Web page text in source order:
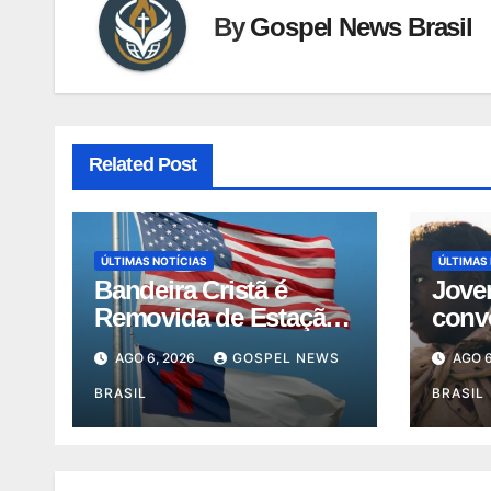
ByGospel News Brasil
Related Post
ÚLTIMAS NOTÍCIAS
Bandeira Cristã é
Removida de Estação
de Bombeiros em
Missouri …
AGO 6, 2026 GOSPEL NEWS
BRASIL
ÚLTIMAS
AGO
BRASIL